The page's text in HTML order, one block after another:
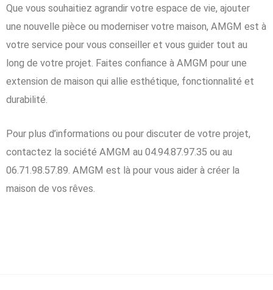
Que vous souhaitiez agrandir votre espace de vie, ajouter
une nouvelle pièce ou moderniser votre maison, AMGM est à
votre service pour vous conseiller et vous guider tout au
long de votre projet. Faites confiance à AMGM pour une
extension de maison qui allie esthétique, fonctionnalité et
durabilité.
Pour plus d’informations ou pour discuter de votre projet,
contactez la société AMGM au 04.94.87.97.35 ou au
06.71.98.57.89. AMGM est là pour vous aider à créer la
maison de vos rêves.